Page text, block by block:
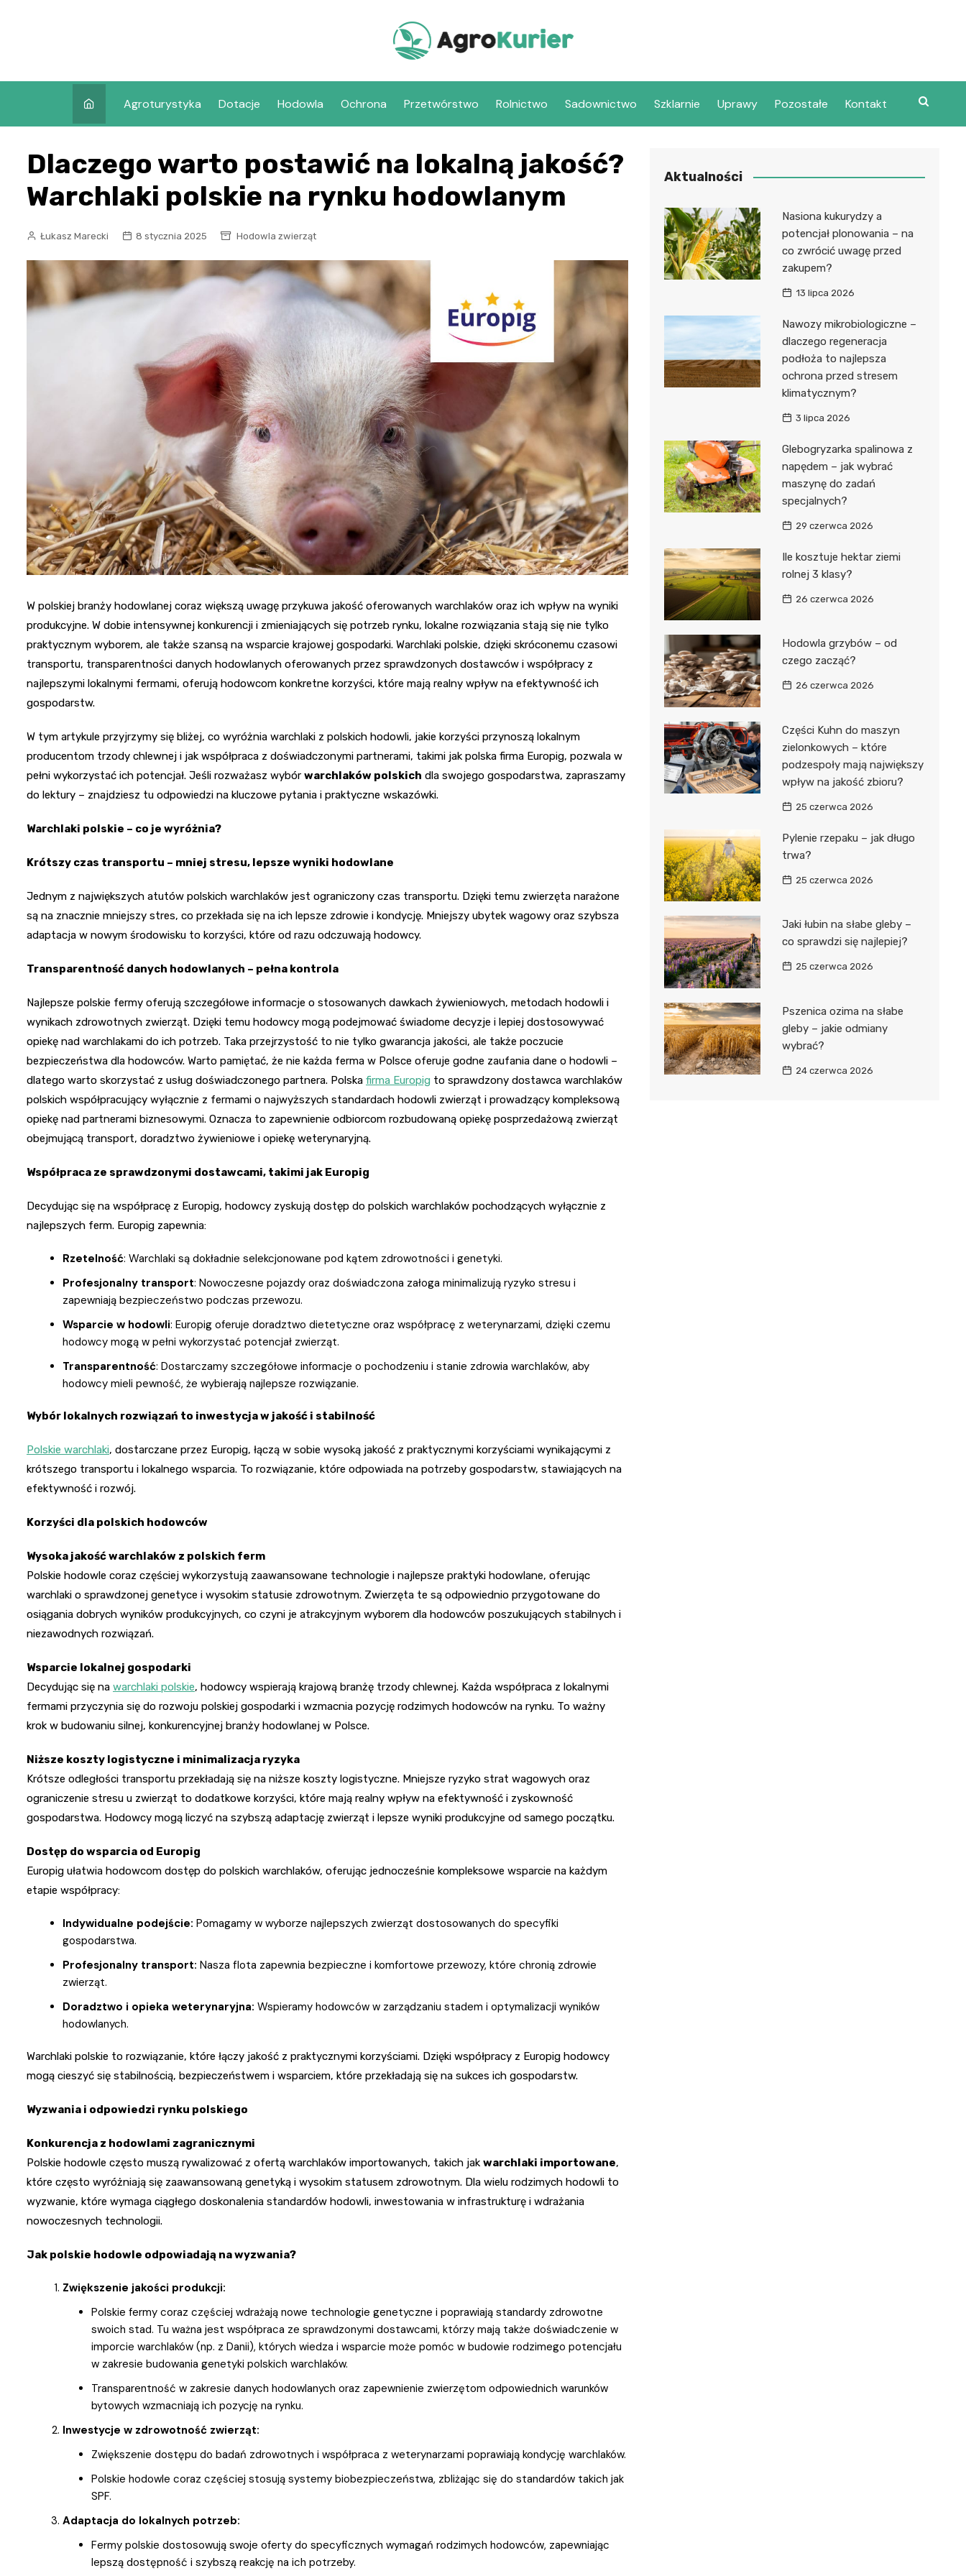
Agroturystyka Dotacje Hodowla Ochrona Przetwórstwo Rolnictwo Sadownictwo Szklarnie Uprawy Pozostałe Kontakt
Dlaczego warto postawić na lokalną jakość?
Warchlaki polskie na rynku hodowlanym
Łukasz Marecki 8 stycznia 2025 Hodowla zwierząt
W polskiej branży hodowlanej coraz większą uwagę przykuwa jakość oferowanych warchlaków oraz ich wpływ na wyniki
produkcyjne. W dobie intensywnej konkurencji i zmieniających się potrzeb rynku, lokalne rozwiązania stają się nie tylko
praktycznym wyborem, ale także szansą na wsparcie krajowej gospodarki. Warchlaki polskie, dzięki skróconemu czasowi
transportu, transparentności danych hodowlanych oferowanych przez sprawdzonych dostawców i współpracy z
najlepszymi lokalnymi fermami, oferują hodowcom konkretne korzyści, które mają realny wpływ na efektywność ich
gospodarstw.
W tym artykule przyjrzymy się bliżej, co wyróżnia warchlaki z polskich hodowli, jakie korzyści przynoszą lokalnym
producentom trzody chlewnej i jak współpraca z doświadczonymi partnerami, takimi jak polska firma Europig, pozwala w
pełni wykorzystać ich potencjał. Jeśli rozważasz wybór warchlaków polskich dla swojego gospodarstwa, zapraszamy
do lektury – znajdziesz tu odpowiedzi na kluczowe pytania i praktyczne wskazówki.
Warchlaki polskie – co je wyróżnia?
Krótszy czas transportu – mniej stresu, lepsze wyniki hodowlane
Jednym z największych atutów polskich warchlaków jest ograniczony czas transportu. Dzięki temu zwierzęta narażone
są na znacznie mniejszy stres, co przekłada się na ich lepsze zdrowie i kondycję. Mniejszy ubytek wagowy oraz szybsza
adaptacja w nowym środowisku to korzyści, które od razu odczuwają hodowcy.
Transparentność danych hodowlanych – pełna kontrola
Najlepsze polskie fermy oferują szczegółowe informacje o stosowanych dawkach żywieniowych, metodach hodowli i
wynikach zdrowotnych zwierząt. Dzięki temu hodowcy mogą podejmować świadome decyzje i lepiej dostosowywać
opiekę nad warchlakami do ich potrzeb. Taka przejrzystość to nie tylko gwarancja jakości, ale także poczucie
bezpieczeństwa dla hodowców. Warto pamiętać, że nie każda ferma w Polsce oferuje godne zaufania dane o hodowli –
dlatego warto skorzystać z usług doświadczonego partnera. Polska firma Europig to sprawdzony dostawca warchlaków
polskich współpracujący wyłącznie z fermami o najwyższych standardach hodowli zwierząt i prowadzący kompleksową
opiekę nad partnerami biznesowymi. Oznacza to zapewnienie odbiorcom rozbudowaną opiekę posprzedażową zwierząt
obejmującą transport, doradztwo żywieniowe i opiekę weterynaryjną.
Współpraca ze sprawdzonymi dostawcami, takimi jak Europig
Decydując się na współpracę z Europig, hodowcy zyskują dostęp do polskich warchlaków pochodzących wyłącznie z
najlepszych ferm. Europig zapewnia:
Rzetelność: Warchlaki są dokładnie selekcjonowane pod kątem zdrowotności i genetyki.
Profesjonalny transport: Nowoczesne pojazdy oraz doświadczona załoga minimalizują ryzyko stresu i
zapewniają bezpieczeństwo podczas przewozu.
Wsparcie w hodowli: Europig oferuje doradztwo dietetyczne oraz współpracę z weterynarzami, dzięki czemu
hodowcy mogą w pełni wykorzystać potencjał zwierząt.
Transparentność: Dostarczamy szczegółowe informacje o pochodzeniu i stanie zdrowia warchlaków, aby
hodowcy mieli pewność, że wybierają najlepsze rozwiązanie.
Wybór lokalnych rozwiązań to inwestycja w jakość i stabilność
Polskie warchlaki, dostarczane przez Europig, łączą w sobie wysoką jakość z praktycznymi korzyściami wynikającymi z
krótszego transportu i lokalnego wsparcia. To rozwiązanie, które odpowiada na potrzeby gospodarstw, stawiających na
efektywność i rozwój.
Korzyści dla polskich hodowców
Wysoka jakość warchlaków z polskich ferm
Polskie hodowle coraz częściej wykorzystują zaawansowane technologie i najlepsze praktyki hodowlane, oferując
warchlaki o sprawdzonej genetyce i wysokim statusie zdrowotnym. Zwierzęta te są odpowiednio przygotowane do
osiągania dobrych wyników produkcyjnych, co czyni je atrakcyjnym wyborem dla hodowców poszukujących stabilnych i
niezawodnych rozwiązań.
Wsparcie lokalnej gospodarki
Decydując się na warchlaki polskie, hodowcy wspierają krajową branżę trzody chlewnej. Każda współpraca z lokalnymi
fermami przyczynia się do rozwoju polskiej gospodarki i wzmacnia pozycję rodzimych hodowców na rynku. To ważny
krok w budowaniu silnej, konkurencyjnej branży hodowlanej w Polsce.
Niższe koszty logistyczne i minimalizacja ryzyka
Krótsze odległości transportu przekładają się na niższe koszty logistyczne. Mniejsze ryzyko strat wagowych oraz
ograniczenie stresu u zwierząt to dodatkowe korzyści, które mają realny wpływ na efektywność i zyskowność
gospodarstwa. Hodowcy mogą liczyć na szybszą adaptację zwierząt i lepsze wyniki produkcyjne od samego początku.
Dostęp do wsparcia od Europig
Europig ułatwia hodowcom dostęp do polskich warchlaków, oferując jednocześnie kompleksowe wsparcie na każdym
etapie współpracy:
Indywidualne podejście: Pomagamy w wyborze najlepszych zwierząt dostosowanych do specyfiki
gospodarstwa.
Profesjonalny transport: Nasza flota zapewnia bezpieczne i komfortowe przewozy, które chronią zdrowie
zwierząt.
Doradztwo i opieka weterynaryjna: Wspieramy hodowców w zarządzaniu stadem i optymalizacji wyników
hodowlanych.
Warchlaki polskie to rozwiązanie, które łączy jakość z praktycznymi korzyściami. Dzięki współpracy z Europig hodowcy
mogą cieszyć się stabilnością, bezpieczeństwem i wsparciem, które przekładają się na sukces ich gospodarstw.
Wyzwania i odpowiedzi rynku polskiego
Konkurencja z hodowlami zagranicznymi
Polskie hodowle często muszą rywalizować z ofertą warchlaków importowanych, takich jak warchlaki importowane,
które często wyróżniają się zaawansowaną genetyką i wysokim statusem zdrowotnym. Dla wielu rodzimych hodowli to
wyzwanie, które wymaga ciągłego doskonalenia standardów hodowli, inwestowania w infrastrukturę i wdrażania
nowoczesnych technologii.
Jak polskie hodowle odpowiadają na wyzwania?
Zwiększenie jakości produkcji:
Polskie fermy coraz częściej wdrażają nowe technologie genetyczne i poprawiają standardy zdrowotne
swoich stad. Tu ważna jest współpraca ze sprawdzonymi dostawcami, którzy mają także doświadczenie w
imporcie warchlaków (np. z Danii), których wiedza i wsparcie może pomóc w budowie rodzimego potencjału
w zakresie budowania genetyki polskich warchlaków.
Transparentność w zakresie danych hodowlanych oraz zapewnienie zwierzętom odpowiednich warunków
bytowych wzmacniają ich pozycję na rynku.
Inwestycje w zdrowotność zwierząt:
Zwiększenie dostępu do badań zdrowotnych i współpraca z weterynarzami poprawiają kondycję warchlaków.
Polskie hodowle coraz częściej stosują systemy biobezpieczeństwa, zbliżając się do standardów takich jak
SPF.
Adaptacja do lokalnych potrzeb:
Fermy polskie dostosowują swoje oferty do specyficznych wymagań rodzimych hodowców, zapewniając
lepszą dostępność i szybszą reakcję na ich potrzeby.
Aktualności
Nasiona kukurydzy a
potencjał plonowania – na
co zwrócić uwagę przed
zakupem?
13 lipca 2026
Nawozy mikrobiologiczne –
dlaczego regeneracja
podłoża to najlepsza
ochrona przed stresem
klimatycznym?
3 lipca 2026
Glebogryzarka spalinowa z
napędem – jak wybrać
maszynę do zadań
specjalnych?
29 czerwca 2026
Ile kosztuje hektar ziemi
rolnej 3 klasy?
26 czerwca 2026
Hodowla grzybów – od
czego zacząć?
26 czerwca 2026
Części Kuhn do maszyn
zielonkowych – które
podzespoły mają największy
wpływ na jakość zbioru?
25 czerwca 2026
Pylenie rzepaku – jak długo
trwa?
25 czerwca 2026
Jaki łubin na słabe gleby –
co sprawdzi się najlepiej?
25 czerwca 2026
Pszenica ozima na słabe
gleby – jakie odmiany
wybrać?
24 czerwca 2026